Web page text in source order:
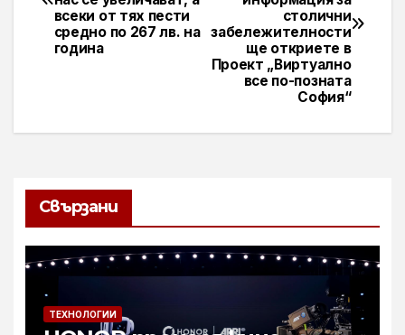
столични
забележителности
ще откриете в
Проект „Виртуално
все по-позната
София“
всеки от тях пести
средно по 267 лв. на
година
Свързани
ТЕХНОЛОГИИ